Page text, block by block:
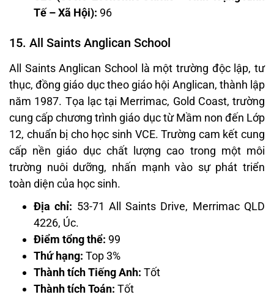
Tế – Xã Hội): 96
15. All Saints Anglican School
All Saints Anglican School là một trường độc lập, tư
thục, đồng giáo dục theo giáo hội Anglican, thành lập
năm 1987. Tọa lạc tại Merrimac, Gold Coast, trường
cung cấp chương trình giáo dục từ Mầm non đến Lớp
12, chuẩn bị cho học sinh VCE. Trường cam kết cung
cấp nền giáo dục chất lượng cao trong một môi
trường nuôi dưỡng, nhấn mạnh vào sự phát triển
toàn diện của học sinh.
Địa chỉ: 53-71 All Saints Drive, Merrimac QLD
4226, Úc.
Điểm tổng thể: 99
Thứ hạng: Top 3%
Thành tích Tiếng Anh: Tốt
Thành tích Toán: Tốt